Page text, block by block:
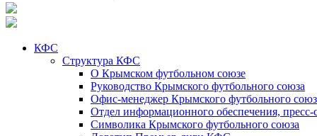
КФС
Структура КФС
О Крымском футбольном союзе
Руководство Крымского футбольного союза
Офис-менеджер Крымского футбольного
Отдел информационного обеспечения, пресс-
Символика Крымского футбольного союза